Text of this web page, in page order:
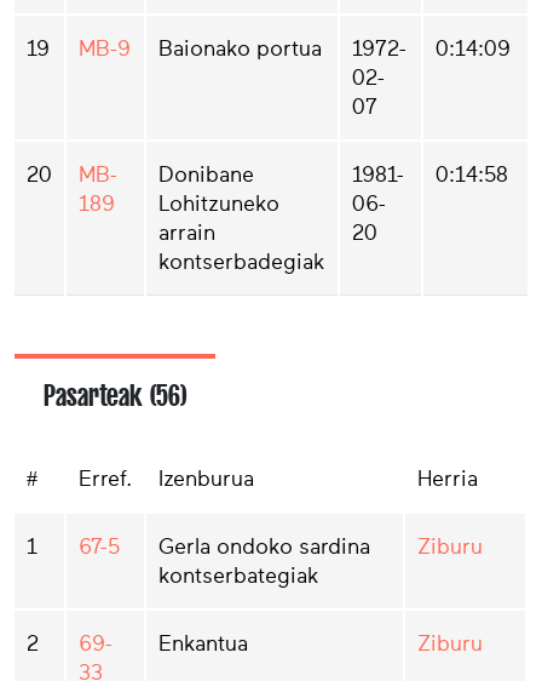
19 MB-9 Baionako portua
1972-
02-
07
0:14:09
20
MB-
189
Donibane
Lohitzuneko
arrain
kontserbadegiak
1981-
06-
20
0:14:58
Pasarteak (56)
# Erref. Izenburua Herria
1 67-5
Gerla ondoko sardina
kontserbategiak
Ziburu
2
69-
33
Enkantua Ziburu